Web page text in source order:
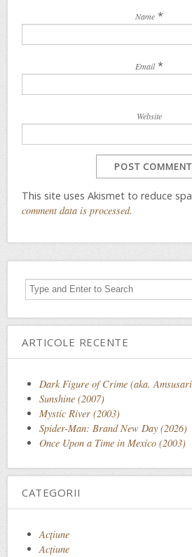
Name *
Email *
Website
This site uses Akismet to reduce
comment data is processed.
ARTICOLE RECENTE
Dark Figure of Crime (aka.
Sunshine (2007)
Mystic River (2003)
Spider-Man: Brand New Day (2026)
Once Upon a Time in Mexico (2003)
CATEGORII
Acţiune
Acțiune